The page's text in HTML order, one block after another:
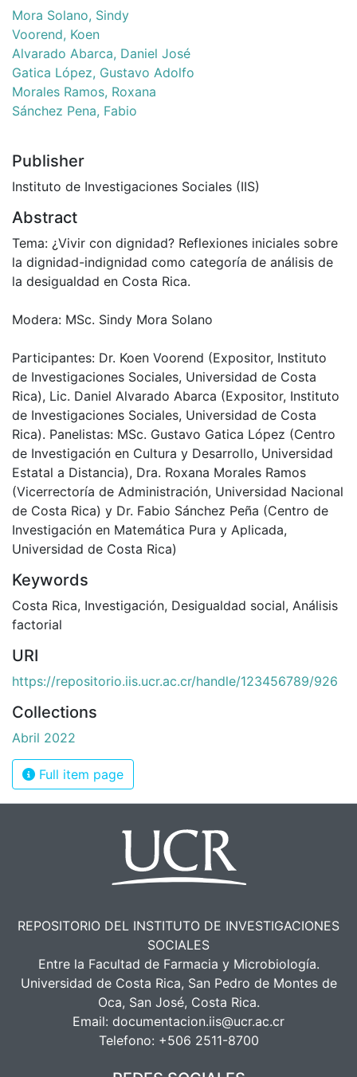
Mora Solano, Sindy
Voorend, Koen
Alvarado Abarca, Daniel José
Gatica López, Gustavo Adolfo
Morales Ramos, Roxana
Sánchez Pena, Fabio
Publisher
Instituto de Investigaciones Sociales (IIS)
Abstract
Tema: ¿Vivir con dignidad? Reflexiones iniciales sobre
la dignidad-indignidad como categoría de análisis de
la desigualdad en Costa Rica.
Modera: MSc. Sindy Mora Solano
Participantes: Dr. Koen Voorend (Expositor, Instituto
de Investigaciones Sociales, Universidad de Costa
Rica), Lic. Daniel Alvarado Abarca (Expositor, Instituto
de Investigaciones Sociales, Universidad de Costa
Rica). Panelistas: MSc. Gustavo Gatica López (Centro
de Investigación en Cultura y Desarrollo, Universidad
Estatal a Distancia), Dra. Roxana Morales Ramos
(Vicerrectoría de Administración, Universidad Nacional
de Costa Rica) y Dr. Fabio Sánchez Peña (Centro de
Investigación en Matemática Pura y Aplicada,
Universidad de Costa Rica)
Keywords
Costa Rica, Investigación, Desigualdad social, Análisis
factorial
URI
https://repositorio.iis.ucr.ac.cr/handle/123456789/926
Collections
Abril 2022
Full item page
REPOSITORIO DEL INSTITUTO DE INVESTIGACIONES
SOCIALES
Entre la Facultad de Farmacia y Microbiología.
Universidad de Costa Rica, San Pedro de Montes de
Oca, San José, Costa Rica.
Email: documentacion.iis@ucr.ac.cr
Telefono: +506 2511-8700